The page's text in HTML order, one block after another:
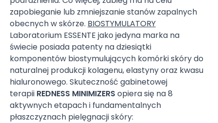
zapobieganie lub zmniejszanie stanów zapalnych
obecnych w skórze. BIOSTYMULATORY
Laboratorium ESSENTE jako jedyna marka na
świecie posiada patenty na dziesiątki
komponentów biostymulujących komórki skóry do
naturalnej produkcji kolagenu, elastyny oraz kwasu
hialuronowego. Skuteczność gabinetowej
terapii REDNESS MINIMIZERS opiera się na 8
aktywnych etapach i fundamentalnych
płaszczyznach pielęgnacji skóry: